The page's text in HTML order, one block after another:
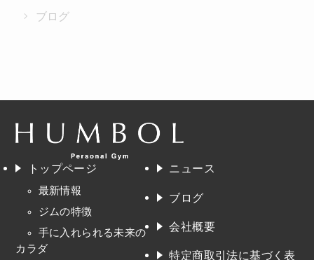
ブログ
トップページ
最新情報
ジムの特徴
手に入れられる未来の
カラダ
ニュース
ブログ
会社概要
特定商取引法に基づく表